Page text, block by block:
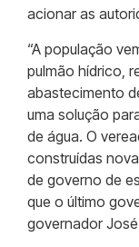
acionar as
“A população
pulmão hídrico,
abastecimento
uma solução
de água. O
construídas
de governo de
que o último
governador